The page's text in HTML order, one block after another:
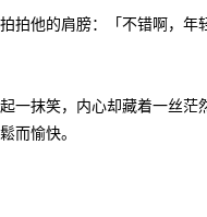
拍他的肩膀：「不错啊，年
一抹笑，内心却藏着一丝茫
而愉快。